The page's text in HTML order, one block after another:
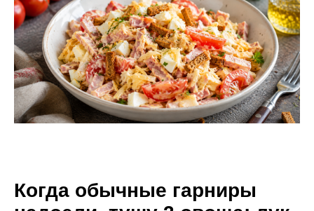
Когда обычные гарниры